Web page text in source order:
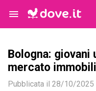
Bologna: giovani
mercato
Pubblicata il 28/10/2025